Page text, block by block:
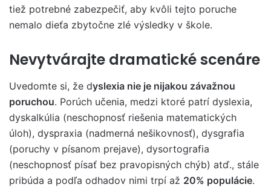
tiež potrebné zabezpečiť, aby kvôli tejto poruche
nemalo dieťa zbytočne zlé výsledky v škole.
Nevytvárajte dramatické scenáre
Uvedomte si, že dyslexia nie je nijakou závažnou
poruchou. Porúch učenia, medzi ktoré patrí dyslexia,
dyskalkúlia (neschopnosť riešenia matematických
úloh), dyspraxia (nadmerná nešikovnosť), dysgrafia
(poruchy v písanom prejave), dysortografia
(neschopnosť písať bez pravopisných chýb) atď., stále
pribúda a podľa odhadov nimi trpí až 20% populácie.